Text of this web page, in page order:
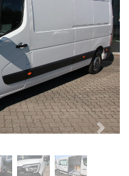
Next